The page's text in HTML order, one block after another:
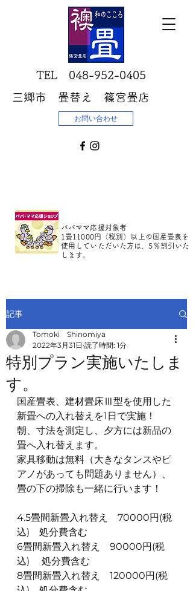
​TEL 048-952-0405
三郷市 畳替え 篠宮畳店
お問い合わせ
パパママ応援対象者
1畳11000円（税別）以上の国産畳表を
使用していただいた方は、5％割引いた
します。
記事
特別プラン実施いたしま
す。
Tomoki Shinomiya
2022年3月31日 読了時間: 1分
国産畳表、建材畳床Ⅲ型を使用した
新畳への入れ替えを1日で実施！
朝、寸法を測定し、夕方には新品の
畳へ入れ替えます。
家具移動は無料（大きなタンスやピ
アノがあっても問題ありません）、
畳の下の掃除も一緒に行います！
4.5畳間新畳入れ替え　70000円(税
込)　処分費含む
6畳間新畳入れ替え　90000円(税
込) 　処分費含む
8畳間新畳入れ替え　120000円(税